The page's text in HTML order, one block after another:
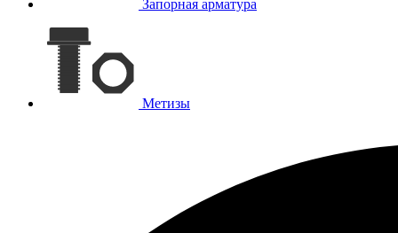
Запорная арматура
Метизы